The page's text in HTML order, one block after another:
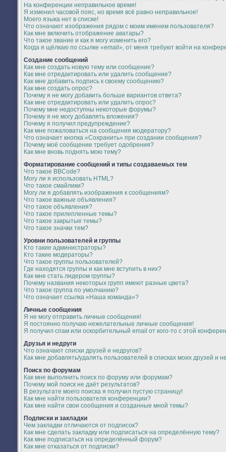
На конференции неправильное время!
Я изменил часовой пояс, но время всё равно неправильное!
Моего языка нет в списке!
Что означают изображения рядом с моим именем пользователя?
Как мне включить отображение аватары?
Что такое звание и как я могу изменить его?
Когда я щёлкаю по ссылке «email», от меня требуют войти на
Создание сообщений
Как мне создать новую тему или сообщение?
Как мне отредактировать или удалить сообщение?
Как мне добавить подпись к своему сообщению?
Как мне создать опрос?
Почему я не могу добавить больше вариантов ответа?
Как мне отредактировать или удалить опрос?
Почему мне недоступны некоторые форумы?
Почему я не могу добавлять вложения?
Почему я получил предупреждение?
Как мне пожаловаться на сообщения модератору?
Что означает кнопка «Сохранить» при создании сообщения?
Почему моё сообщение требует одобрения?
Как мне вновь поднять мою тему?
Форматирование сообщений и типы создаваемых тем
Что такое BBCode?
Могу ли я использовать HTML?
Что такое смайлики?
Могу ли я добавлять изображения к сообщениям?
Что такое важные объявления?
Что такое объявления?
Что такое прилепленные темы?
Что такое закрытые темы?
Что такое значки тем?
Уровни пользователей и группы
Кто такие администраторы?
Кто такие модераторы?
Что такое группы пользователей?
Где находятся группы и как мне вступить в них?
Как мне стать лидером группы?
Почему названия некоторых групп имеют разные цвета?
Что такое группа по умолчанию?
Что означает ссылка «Наша команда»?
Личные сообщения
Я не могу отправить личные сообщения!
Я постоянно получаю нежелательные личные сообщения!
Я получил спам или оскорбительный email от кого-то с этой
Друзья и недруги
Что означают списки друзей и недругов?
Как мне добавлять/удалять пользователей в списках моих друзей и
Поиск по форумам
Как мне выполнить поиск по форуму или форумам?
Почему мой поиск не даёт результатов?
В результате моего поиска я получил пустую страницу!
Как мне найти пользователя конференции?
Как мне найти свои сообщения и созданные мной темы?
Подписки и закладки
Чем закладки отличаются от подписок?
Как мне сделать закладку или подписаться на определённую тему?
Как мне подписаться на определённый форум?
Как мне отказаться от подписки?